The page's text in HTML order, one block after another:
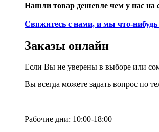
Нашли товар дешевле чем у нас на
Свяжитесь с нами, и мы что-
Заказы онлайн
Если Вы не уверены в выборе или
Вы всегда можете задать вопрос по
Рабочие дни: 10:00-18:00